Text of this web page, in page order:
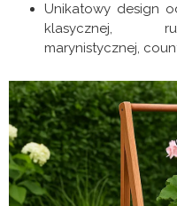
Unikatowy design
klasycznej,
marynistycznej,